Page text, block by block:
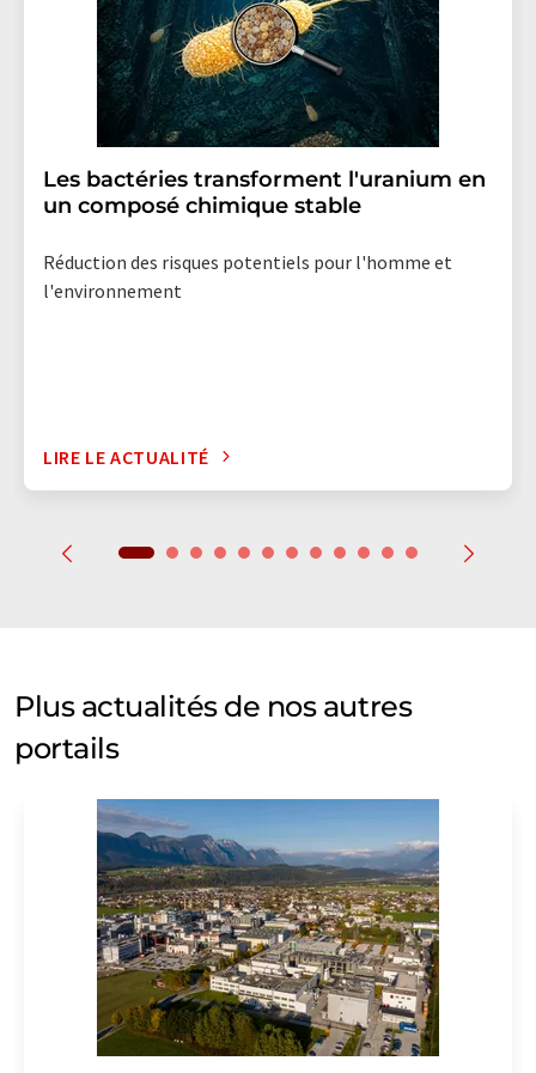
Les bactéries transforment l'uranium en
un composé chimique stable
Réduction des risques potentiels pour l'homme et
l'environnement
LIRE LE ACTUALITÉ
Plus actualités de nos autres
portails